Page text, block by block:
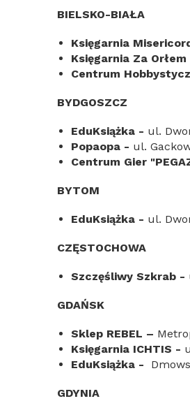
BIELSKO-BIAŁA
Księgarnia
Księgarnia Za Orłem
Centrum
BYDGOSZCZ
EduKsiążka - ul.
Popaopa - ul.
Centrum Gier
BYTOM
EduKsiążka - ul.
CZĘSTOCHOWA
Szczęśliwy Szkrab -
GDAŃSK
Sklep REBEL –
Księgarnia ICHTIS -
EduKsiążka -
GDYNIA